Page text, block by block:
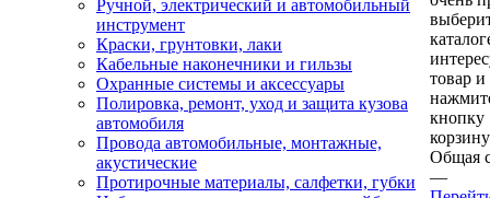
Ручной, электрический и автомобильный
инструмент
Краски, грунтовки, лаки
Кабельные наконечники и гильзы
Охранные системы и аксессуары
Полировка, ремонт, уход и защита кузова
автомобиля
Провода автомобильные, монтажные,
акустические
Протирочные материалы, салфетки, губки
товар и
кнопку
Общая
—